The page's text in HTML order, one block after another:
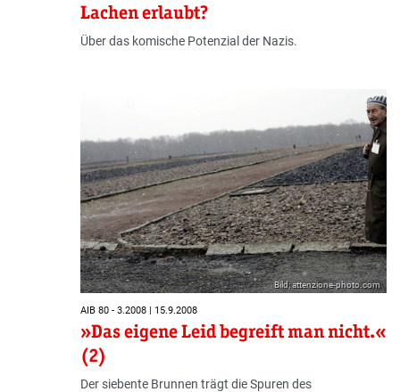
Lachen erlaubt?
Über das komische Potenzial der Nazis.
Bild: attenzione-photo.com
AIB 80 - 3.2008 | 15.9.2008
»Das eigene Leid begreift man nicht.«
(2)
Der siebente Brunnen trägt die Spuren des